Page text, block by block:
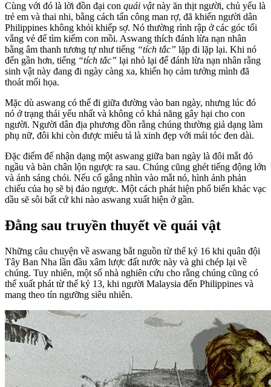
Cùng với đó là lời đồn đại con quái vậtnày ăn thịt người, chủ yếu là
trẻ em và thai nhi, bằng cách tấn công man rợ, đã khiến người dân
Philippines không khỏi khiếp sợ. Nó thường rình rập ở các góc tối
vắng vẻ để tìm kiếm con mồi. Aswang thích đánh lừa nạn nhân
bằng âm thanh tương tự như tiếng “tích tắc” lặp đi lặp lại. Khi nó
đến gần hơn, tiếng “tích tắc” lại nhỏ lại để đánh lừa nạn nhân rằng
sinh vật này đang đi ngày càng xa, khiến họ cảm tưởng mình đã
thoát mối họa.
Mặc dù aswang có thể đi giữa đường vào ban ngày, nhưng lúc đó
nó ở trạng thái yếu nhất và không có khả năng gây hại cho con
người. Người dân địa phương đồn rằng chúng thường giả dạng làm
phụ nữ, đôi khi còn được miêu tả là xinh đẹp với mái tóc đen dài.
Đặc điểm để nhận dạng một aswang giữa ban ngày là đôi mắt đỏ
ngầu và bàn chân lộn ngược ra sau. Chúng cũng ghét tiếng động lớn
và ánh sáng chói. Nếu cố gắng nhìn vào mắt nó, hình ảnh phản
chiếu của họ sẽ bị đảo ngược. Một cách phát hiện phổ biến khác vạc
dầu sẽ sôi bất cứ khi nào aswang xuất hiện ở gần.
Đằng sau truyền thuyết về quái vật
Những câu chuyện về aswang bắt nguồn từ thế kỷ 16 khi quân đội
Tây Ban Nha lần đầu xâm lược đất nước này và ghi chép lại về
chúng. Tuy nhiên, một số nhà nghiên cứu cho rằng chúng cũng có
thể xuất phát từ thế kỷ 13, khi người Malaysia đến Philippines và
mang theo tín ngưỡng siêu nhiên.